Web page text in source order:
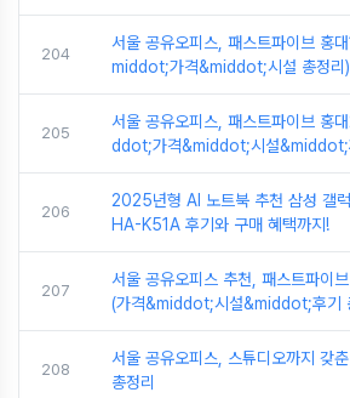
204
서울 공유오피스, 패스트파이브 홍
middot;가격&middot;시설 총정리)
205
서울 공유오피스, 패스트파이브 홍
ddot;가격&middot;시설&middot;
206
2025년형 AI 노트북 추천 삼성 갤
HA-K51A 후기와 구매 혜택까지!
207
서울 공유오피스 추천, 패스트파이
(가격&middot;시설&middot;후기
208
서울 공유오피스, 스튜디오까지 갖
총정리